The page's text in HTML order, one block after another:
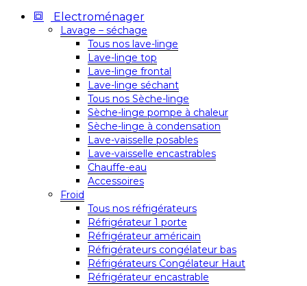
Electroménager
Lavage – séchage
Tous nos lave-linge
Lave-linge top
Lave-linge frontal
Lave-linge séchant
Tous nos Sèche-linge
Sèche-linge pompe à chaleur
Sèche-linge à condensation
Lave-vaisselle posables
Lave-vaisselle encastrables
Chauffe-eau
Accessoires
Froid
Tous nos réfrigérateurs
Réfrigérateur 1 porte
Réfrigérateur américain
Réfrigérateurs congélateur bas
Réfrigérateurs Congélateur Haut
Réfrigérateur encastrable